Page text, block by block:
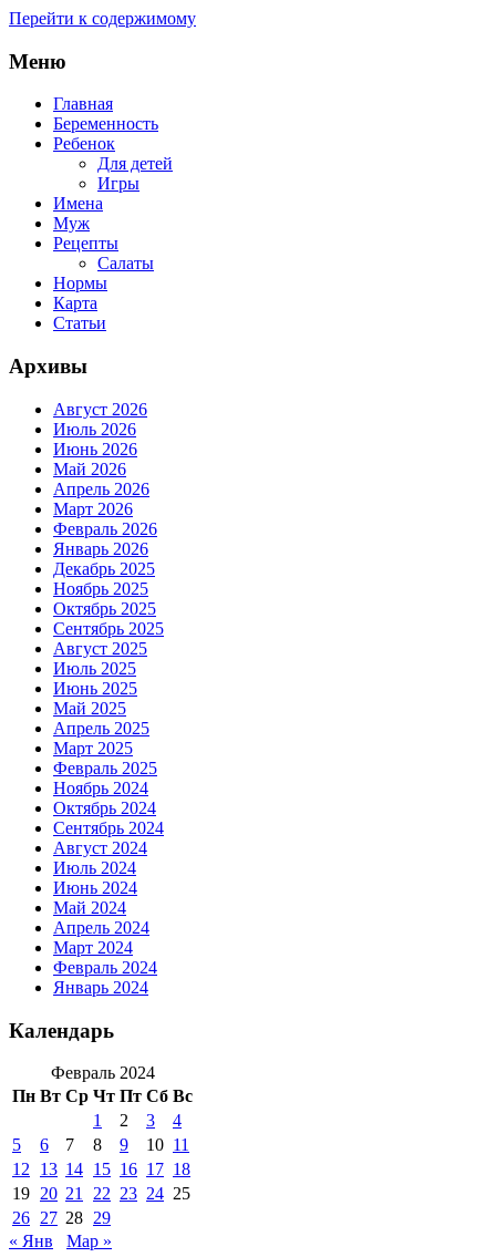
Перейти к содержимому
Меню
Главная
Беременность
Ребенок
Для детей
Игры
Имена
Муж
Рецепты
Салаты
Нормы
Карта
Статьи
Архивы
Август 2026
Июль 2026
Июнь 2026
Май 2026
Апрель 2026
Март 2026
Февраль 2026
Январь 2026
Декабрь 2025
Ноябрь 2025
Октябрь 2025
Сентябрь 2025
Август 2025
Июль 2025
Июнь 2025
Май 2025
Апрель 2025
Март 2025
Февраль 2025
Ноябрь 2024
Октябрь 2024
Сентябрь 2024
Август 2024
Июль 2024
Июнь 2024
Май 2024
Апрель 2024
Март 2024
Февраль 2024
Январь 2024
Календарь
Февраль 2024
Пн Вт Ср Чт Пт Сб Вс
1
2 3
4
5
6 7 8 9 10 11
12
13 14 15 16 17 18
19 20 21 22 23 24 25
26 27 28 29
« Янв
Мар »